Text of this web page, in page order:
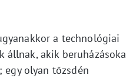
a technológiai
állnak, akik
egy olyan tőzsdén